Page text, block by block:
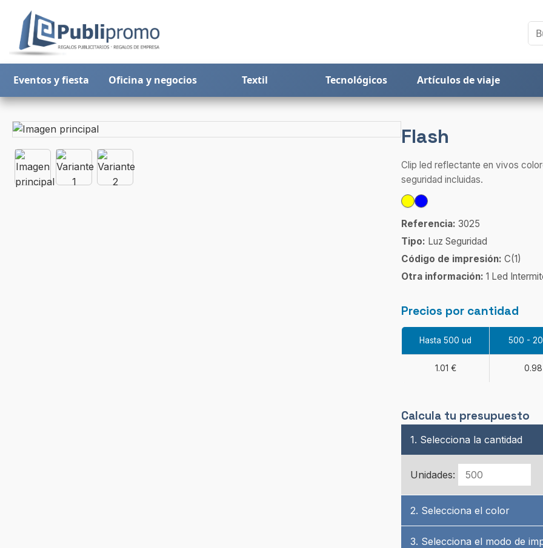
Eventos y fiesta Oficina y negocios Textil Tecnológicos Artículos de viaje
Flash
Clip led reflectante en vivos
seguridad incluidas.
Referencia: 3025
Tipo: Luz Seguridad
Código de impresión: C(1)
Otra información: 1 Led
Precios por cantidad
Hasta 500 ud 500 -
1.01 €
Calcula tu presupuesto
1. Selecciona la cantidad
Unidades:
2. Selecciona el color
3. Selecciona el modo de